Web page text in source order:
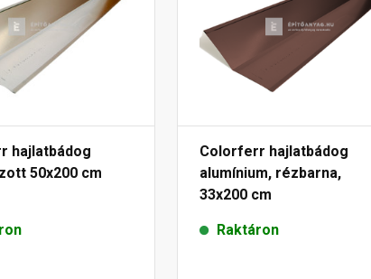
hajlatbádog
50x200 cm
Colorferr hajlatbádog
alumínium, rézbarna,
33x200 cm
Raktáron